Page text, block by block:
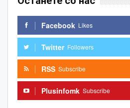
Facebook Likes
Twitter Followers
RSS Subscribe
Plusinfomk Subscribe